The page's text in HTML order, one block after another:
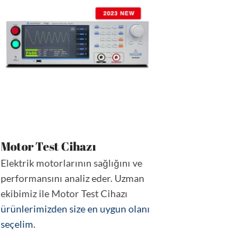
Motor Test Cihazı
Elektrik motorlarının sağlığını ve
performansını analiz eder. Uzman
ekibimiz ile Motor Test Cihazı
ürünlerimizden size en uygun olanı
seçelim.